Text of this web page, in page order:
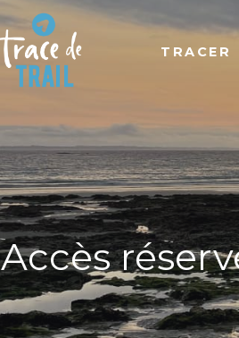
TRACER
Accès